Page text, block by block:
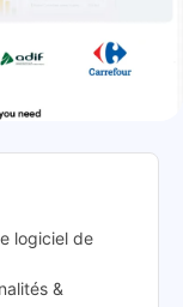
logiciel de
&